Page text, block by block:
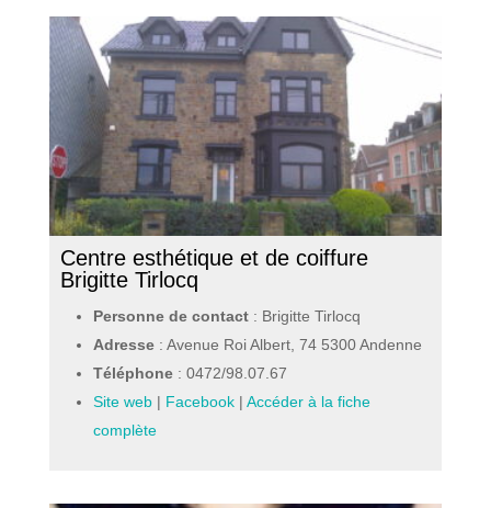
Centre esthétique et de coiffure
Brigitte Tirlocq
Personne de contact: Brigitte Tirlocq
Adresse: Avenue Roi Albert, 74 5300 Andenne
Téléphone: 0472/98.07.67
Site web| Facebook| Accéder à la fiche
complète